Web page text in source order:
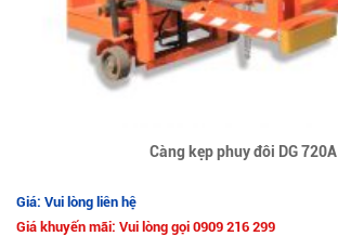
Càng kẹp phuy đôi DG 720A
Giá: Vui lòng liên hệ
Giá khuyến mãi: Vui lòng gọi 0909 216 299